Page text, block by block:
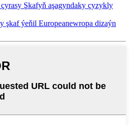
Şkafyň aşagyndaky çyzykly
şkaf ýeňil Europeanewropa dizaýn